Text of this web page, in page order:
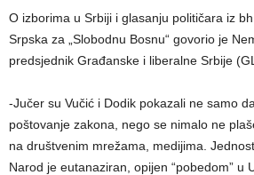
O izborima u Srbiji i glasanju političara iz
Srpska za „Slobodnu Bosnu“ govorio je
predsjednik Građanske i liberalne Srbije
-Jučer su Vučić i Dodik pokazali ne samo
poštovanje zakona, nego se nimalo ne
na društvenim mrežama, medijima.
Narod je eutanaziran, opijen “pobedom” u